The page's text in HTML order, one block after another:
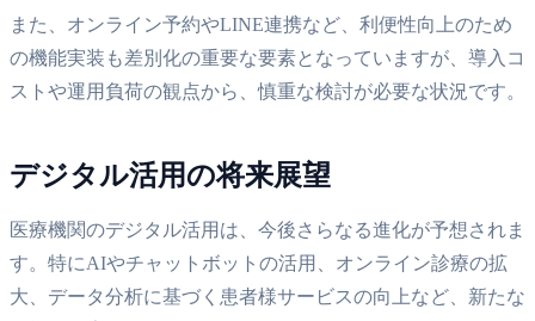
また、オンライン予約やLINE連携など、利便性向上のため
の機能実装も差別化の重要な要素となっていますが、導入コ
ストや運用負荷の観点から、慎重な検討が必要な状況です。
デジタル活用の将来展望
医療機関のデジタル活用は、今後さらなる進化が予想されま
す。特にAIやチャットボットの活用、オンライン診療の拡
大、データ分析に基づく患者様サービスの向上など、新たな